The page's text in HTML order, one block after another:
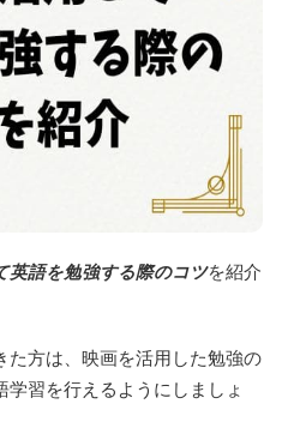
英語を勉強する際のコツを紹介
た方は、映画を活用した勉強の
学習を行えるようにしましょ